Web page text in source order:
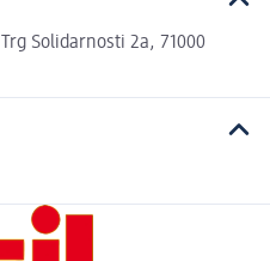
Solidarnosti 2a, 71000